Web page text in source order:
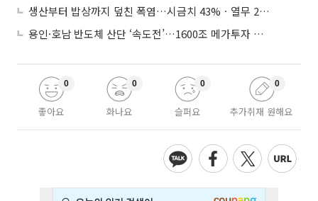
생산부터 밥상까지 덮친 폭염…시금치 43%ㆍ열무 28% 급등
용인·호남 반도체 산단 ‘속도전’…1600조 메가투자 이행 총력
좋아요
0
화나요
0
슬퍼요
0
추가취재 원해요
0